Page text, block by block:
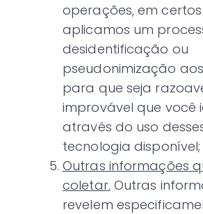
operações, em
aplicamos um
desidentificação ou
pseudonimização
para que seja
improvável que você
através do uso
tecnologia disponível;
Outras informações
coletar. Outras
revelem